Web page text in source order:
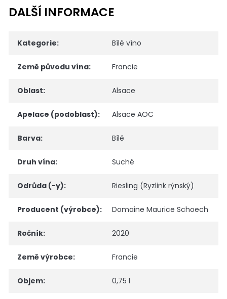
DALŠÍ INFORMACE
Kategorie: Bílé víno
Země původu vína: Francie
Oblast: Alsace
Apelace (podoblast): Alsace AOC
Barva: Bílé
Druh vína: Suché
Odrůda (-y): Riesling (Ryzlink rýnský)
Producent (výrobce): Domaine Maurice Schoech
Ročník: 2020
Země výrobce: Francie
Objem: 0,75 l